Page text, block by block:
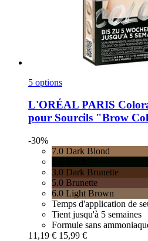
5 options
L'ORÉAL PARIS
pour Sourcils "Brow
-30%
7.0 Dark Blond
3.0 Dark Brunette
5.0 Brunette
6.0 Light Brown
Temps d'application de
Tient jusqu'à 5 semaines
Formule sans
11,19 € 15,99 €